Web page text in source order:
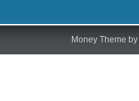
Money Theme by